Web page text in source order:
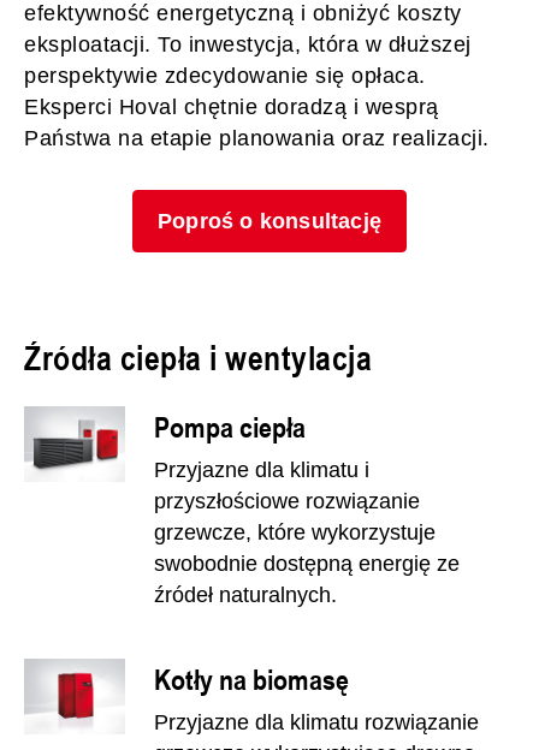
efektywność energetyczną i obniżyć koszty
eksploatacji. To inwestycja, która w dłuższej
perspektywie zdecydowanie się opłaca.
Eksperci Hoval chętnie doradzą i wesprą
Państwa na etapie planowania oraz realizacji.
Poproś o konsultację
Źródła ciepła i wentylacja
Pompa ciepła
Przyjazne dla klimatu i
przyszłościowe rozwiązanie
grzewcze, które wykorzystuje
swobodnie dostępną energię ze
źródeł naturalnych.
Kotły na biomasę
Przyjazne dla klimatu rozwiązanie